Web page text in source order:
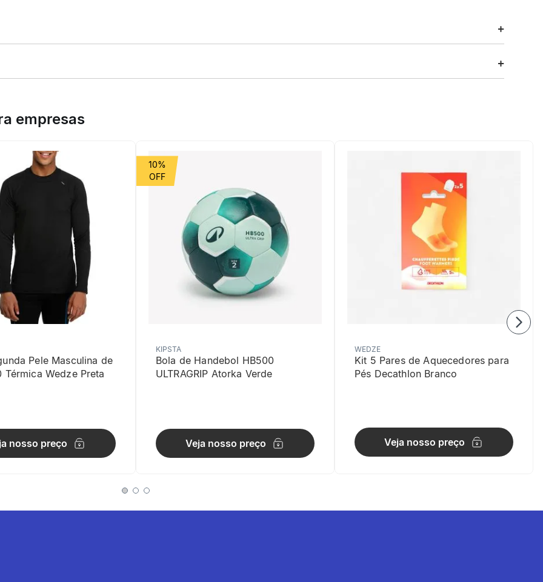
aumentam a segurança
empresas
Pele Masculina de
Térmica Wedze Preta
nosso preço
KIPSTA
Bola de Handebol HB500
ULTRAGRIP Atorka Verde
10%
Veja nosso preço
WEDZE
Kit 5 Pares de Aquecedores para
Pés Decathlon Branco
Veja nosso preço